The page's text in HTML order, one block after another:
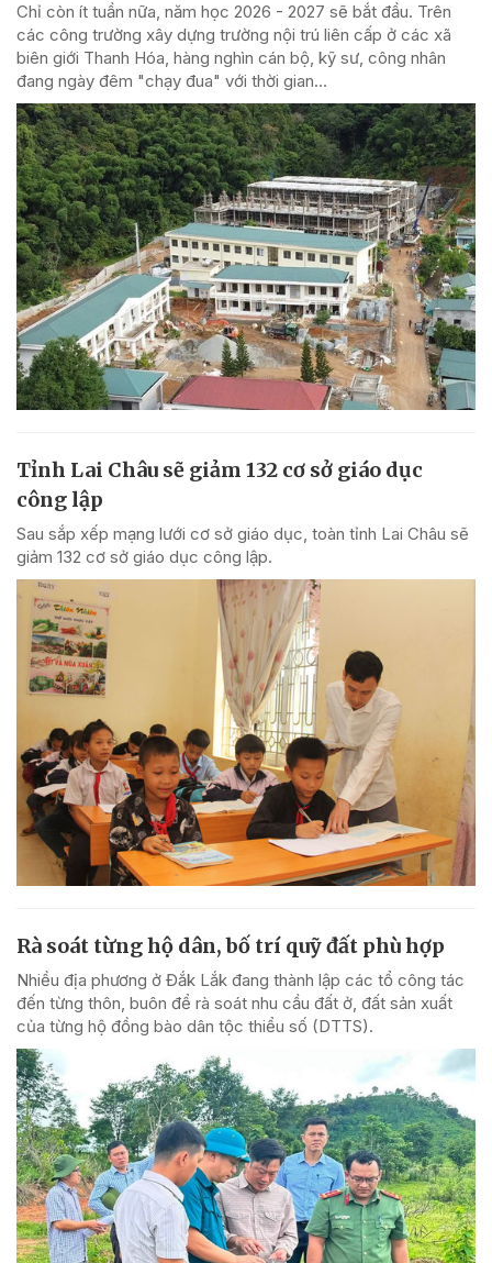
Chỉ còn ít tuần nữa, năm học 2026 - 2027 sẽ bắt đầu. Trên
các công trường xây dựng trường nội trú liên cấp ở các xã
biên giới Thanh Hóa, hàng nghìn cán bộ, kỹ sư, công nhân
đang ngày đêm "chạy đua" với thời gian...
Tỉnh Lai Châu sẽ giảm 132 cơ sở giáo dục
công lập
Sau sắp xếp mạng lưới cơ sở giáo dục, toàn tỉnh Lai Châu sẽ
giảm 132 cơ sở giáo dục công lập.
Rà soát từng hộ dân, bố trí quỹ đất phù hợp
Nhiều địa phương ở Đắk Lắk đang thành lập các tổ công tác
đến từng thôn, buôn để rà soát nhu cầu đất ở, đất sản xuất
của từng hộ đồng bào dân tộc thiểu số (DTTS).